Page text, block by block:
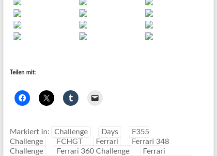
Teilen mit:
Markiert in: Challenge Days
F355
Challenge
FCHGT Ferrari
Ferrari 348
Challenge
Ferrari 360 Challenge
Ferrari